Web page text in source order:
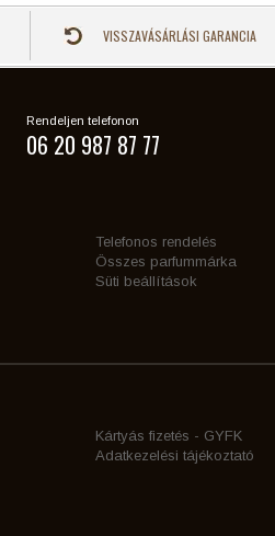
VISSZAVÁSÁRLÁSI GARANCIA
Rendeljen telefonon
06 20 987 87 77
Telefonos rendelés
Összes parfummárka
Süti beállítások
Kártyás fizetés - GYFK
Adatkezelési tájékoztató